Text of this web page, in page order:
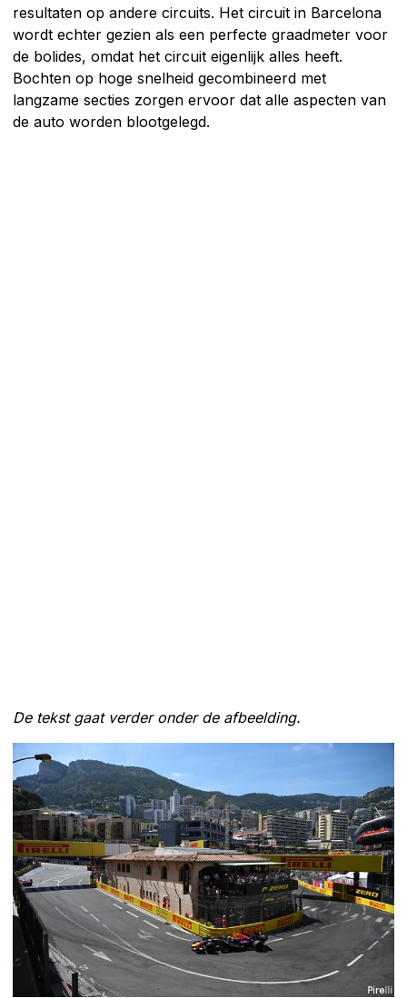
resultaten op andere circuits. Het circuit in Barcelona
wordt echter gezien als een perfecte graadmeter voor
de bolides, omdat het circuit eigenlijk alles heeft.
Bochten op hoge snelheid gecombineerd met
langzame secties zorgen ervoor dat alle aspecten van
de auto worden blootgelegd.
De tekst gaat verder onder de afbeelding.